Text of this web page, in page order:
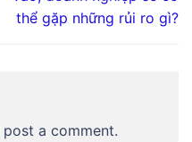
thể gặp những rủi ro gì?
a comment.